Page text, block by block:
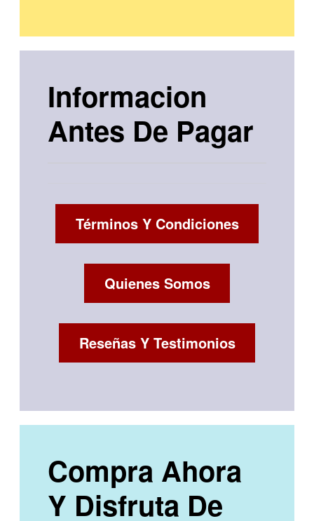
Informacion
Antes De Pagar
Términos Y Condiciones
Quienes Somos
Reseñas Y Testimonios
Compra Ahora
Y Disfruta De